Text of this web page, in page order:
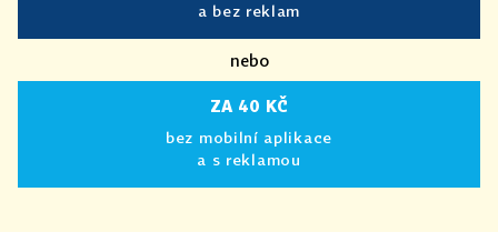
a bez reklam
nebo
ZA 40 KČ
bez mobilní aplikace
a s reklamou